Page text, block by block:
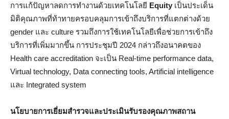
การแก้ปัญหาลดการทำงานด้วยเทคโนโลยี Equity เป็นประเด็น
มิติคุณภาพที่ท้าทายครอบคลุมการเข้าถึงบริการที่แตกต่างด้วย
gender และ culture รวมถึงการใช้เทคโนโลยีเพื่อช่วยการเข้าถึง
บริการที่เพิ่มมากขึ้น การประชุมปี 2024 กล่าวถึงอนาคตของ
Health care accreditation จะเป็น Real-time performance data,
Virtual technology, Data connecting tools, Artificial intelligence
และ Integrated system
นโยบายการเยี่ยมสำรวจและประเมินรับรองคุณภาพสถาน